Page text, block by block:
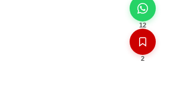
12
2